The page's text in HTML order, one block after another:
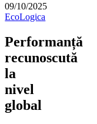
09/10/2025
EcoLogica
Performanță
recunoscută
la
nivel
global